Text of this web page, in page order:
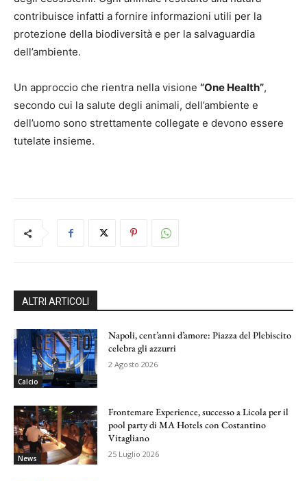
contribuisce infatti a fornire informazioni utili per la
protezione della biodiversità e per la salvaguardia
dell’ambiente.
Un approccio che rientra nella visione “One Health”,
secondo cui la salute degli animali, dell’ambiente e
dell’uomo sono strettamente collegate e devono essere
tutelate insieme.
ALTRI ARTICOLI
Calcio
Napoli, cent’anni d’amore: Piazza del Plebiscito
celebra gli azzurri
2 Agosto 2026
News
Frontemare Experience, successo a Licola per il
pool party di MA Hotels con Costantino
Vitagliano
25 Luglio 2026